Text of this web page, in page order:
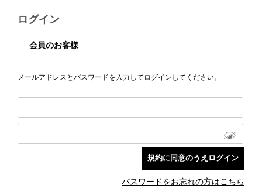
ログイン
会員のお客様
メールアドレスとパスワードを入力してログインしてください。
パスワードをお忘れの方はこちら